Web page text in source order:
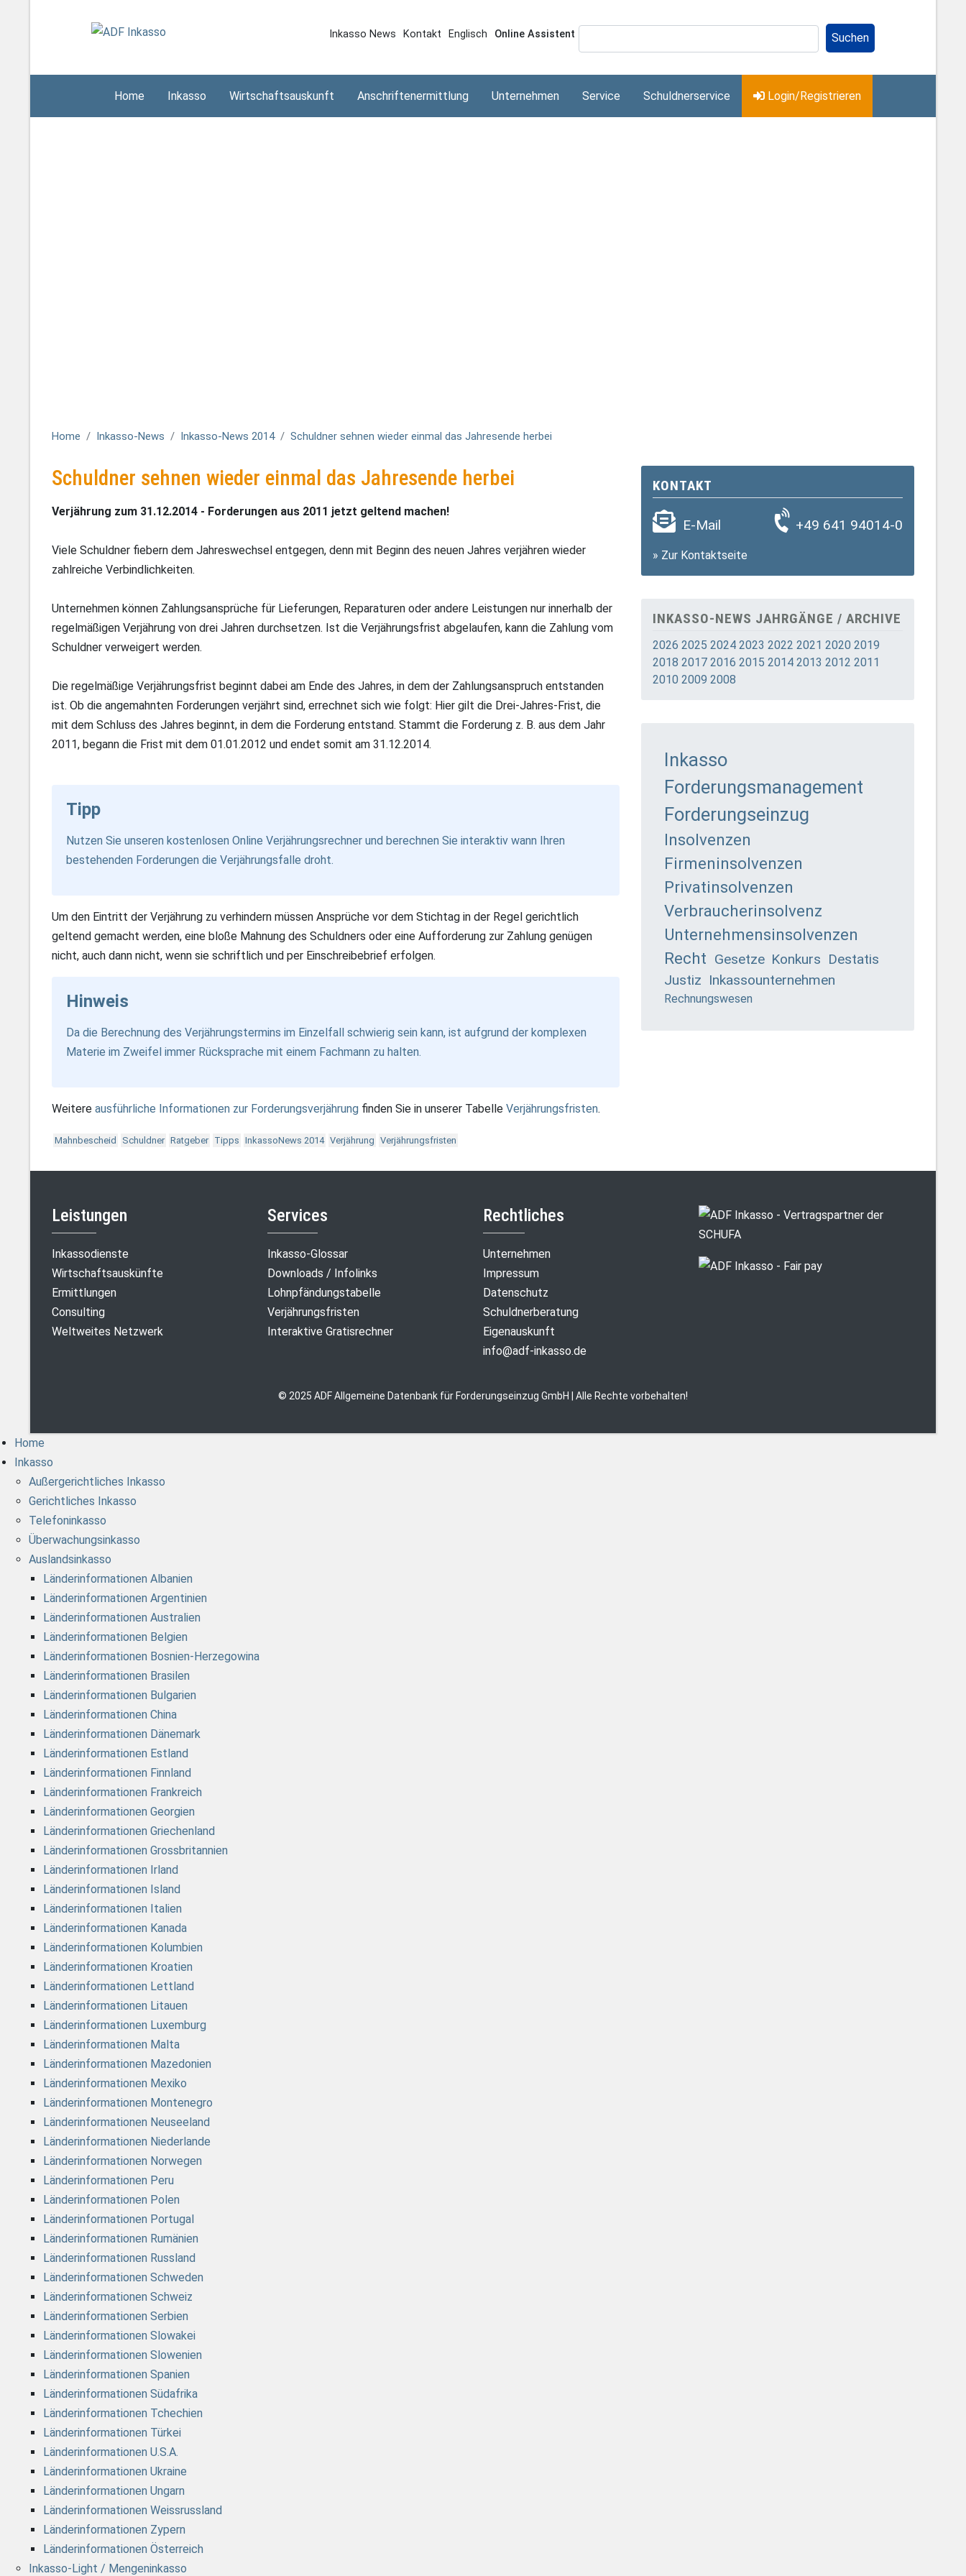
zum
Topmenü
Inkasso News Kontakt Englisch Online Assistent Suchen
Home Inkasso Wirtschaftsauskunft Anschriftenermittlung Unternehmen Service Schuldnerservice Login/Registrieren
Home Inkasso-News Inkasso-News 2014 Schuldner sehnen wieder einmal das Jahresende herbei
Schuldner sehnen wieder einmal das Jahresende herbei
Verjährung zum 31.12.2014 - Forderungen aus 2011 jetzt geltend machen!
Viele Schuldner fiebern dem Jahreswechsel entgegen, denn mit Beginn des neuen Jahres verjähren wieder
zahlreiche Verbindlichkeiten.
Unternehmen können Zahlungsansprüche für Lieferungen, Reparaturen oder andere Leistungen nur innerhalb der
regelmäßigen Verjährung von drei Jahren durchsetzen. Ist die Verjährungsfrist abgelaufen, kann die Zahlung vom
Schuldner verweigert werden.
Die regelmäßige Verjährungsfrist beginnt dabei am Ende des Jahres, in dem der Zahlungsanspruch entstanden
ist. Ob die angemahnten Forderungen verjährt sind, errechnet sich wie folgt: Hier gilt die Drei-Jahres-Frist, die
mit dem Schluss des Jahres beginnt, in dem die Forderung entstand. Stammt die Forderung z. B. aus dem Jahr
2011, begann die Frist mit dem 01.01.2012 und endet somit am 31.12.2014.
Tipp
Nutzen Sie unseren kostenlosen Online Verjährungsrechner und berechnen Sie interaktiv wann Ihren
bestehenden Forderungen die Verjährungsfalle droht.
Um den Eintritt der Verjährung zu verhindern müssen Ansprüche vor dem Stichtag in der Regel gerichtlich
geltend gemacht werden, eine bloße Mahnung des Schuldners oder eine Aufforderung zur Zahlung genügen
nicht, auch dann nicht, wenn sie schriftlich und per Einschreibebrief erfolgen.
Hinweis
Da die Berechnung des Verjährungstermins im Einzelfall schwierig sein kann, ist aufgrund der komplexen
Materie im Zweifel immer Rücksprache mit einem Fachmann zu halten.
Weitere ausführliche Informationen zur Forderungsverjährung finden Sie in unserer Tabelle Verjährungsfristen.
Mahnbescheid Schuldner Ratgeber Tipps InkassoNews 2014 Verjährung Verjährungsfristen
KONTAKT
E-Mail +49 641 94014-0
» Zur Kontaktseite
INKASSO-NEWS JAHRGÄNGE / ARCHIVE
2026 2025 2024 2023 2022 2021 2020 2019
2018 2017 2016 2015 2014 2013 2012 2011
2010 2009 2008
Inkasso
Forderungsmanagement
Forderungseinzug
Insolvenzen
Firmeninsolvenzen
Privatinsolvenzen
Verbraucherinsolvenz
Unternehmensinsolvenzen
Recht Gesetze Konkurs Destatis
Justiz Inkassounternehmen
Rechnungswesen
Leistungen
Inkassodienste
Wirtschaftsauskünfte
Ermittlungen
Consulting
Weltweites Netzwerk
Services
Inkasso-Glossar
Downloads / Infolinks
Lohnpfändungstabelle
Verjährungsfristen
Interaktive Gratisrechner
Rechtliches
Unternehmen
Impressum
Datenschutz
Schuldnerberatung
Eigenauskunft
info@adf-inkasso.de
© 2025 ADF Allgemeine Datenbank für Forderungseinzug GmbH | Alle Rechte vorbehalten!
Home
Inkasso
Außergerichtliches Inkasso
Gerichtliches Inkasso
Telefoninkasso
Überwachungsinkasso
Auslandsinkasso
Länderinformationen Albanien
Länderinformationen Argentinien
Länderinformationen Australien
Länderinformationen Belgien
Länderinformationen Bosnien-Herzegowina
Länderinformationen Brasilen
Länderinformationen Bulgarien
Länderinformationen China
Länderinformationen Dänemark
Länderinformationen Estland
Länderinformationen Finnland
Länderinformationen Frankreich
Länderinformationen Georgien
Länderinformationen Griechenland
Länderinformationen Grossbritannien
Länderinformationen Irland
Länderinformationen Island
Länderinformationen Italien
Länderinformationen Kanada
Länderinformationen Kolumbien
Länderinformationen Kroatien
Länderinformationen Lettland
Länderinformationen Litauen
Länderinformationen Luxemburg
Länderinformationen Malta
Länderinformationen Mazedonien
Länderinformationen Mexiko
Länderinformationen Montenegro
Länderinformationen Neuseeland
Länderinformationen Niederlande
Länderinformationen Norwegen
Länderinformationen Peru
Länderinformationen Polen
Länderinformationen Portugal
Länderinformationen Rumänien
Länderinformationen Russland
Länderinformationen Schweden
Länderinformationen Schweiz
Länderinformationen Serbien
Länderinformationen Slowakei
Länderinformationen Slowenien
Länderinformationen Spanien
Länderinformationen Südafrika
Länderinformationen Tchechien
Länderinformationen Türkei
Länderinformationen U.S.A.
Länderinformationen Ukraine
Länderinformationen Ungarn
Länderinformationen Weissrussland
Länderinformationen Zypern
Länderinformationen Österreich
Inkasso-Light / Mengeninkasso